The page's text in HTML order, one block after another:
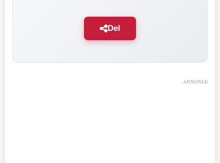
Del
ANNONSE